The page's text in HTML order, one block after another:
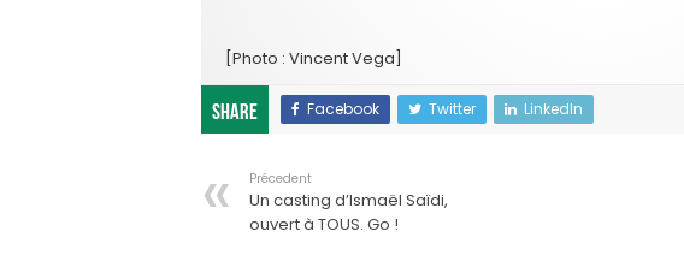
[Photo : Vincent Vega]
Share Facebook Twitter LinkedIn
Précedent
Un casting d’Ismaël Saïdi,
ouvert à TOUS. Go !